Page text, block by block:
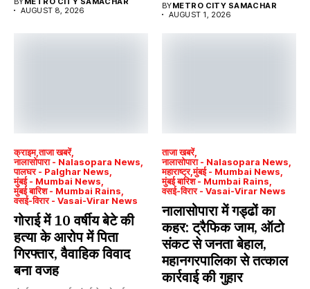
AUGUST 8, 2026
BYMETRO CITY SAMACHAR
AUGUST 1, 2026
क्राइम ताजा खबरें
नालासोपारा - Nalasopara News
पालघर - Palghar News
मुंबई - Mumbai News
मुंबई बारिश - Mumbai Rains
वसई-विरार - Vasai-Virar News
गोराई में 10 वर्षीय बेटे की
हत्या के आरोप में पिता
गिरफ्तार, वैवाहिक विवाद
बना वजह
ताजा खबरें
नालासोपारा - Nalasopara News
महाराष्ट्र मुंबई - Mumbai News
मुंबई बारिश - Mumbai Rains
वसई-विरार - Vasai-Virar News
नालासोपारा में गड्ढों का
कहर: ट्रैफिक जाम, ऑटो
संकट से जनता बेहाल,
महानगरपालिका से तत्काल
कार्रवाई की गुहार